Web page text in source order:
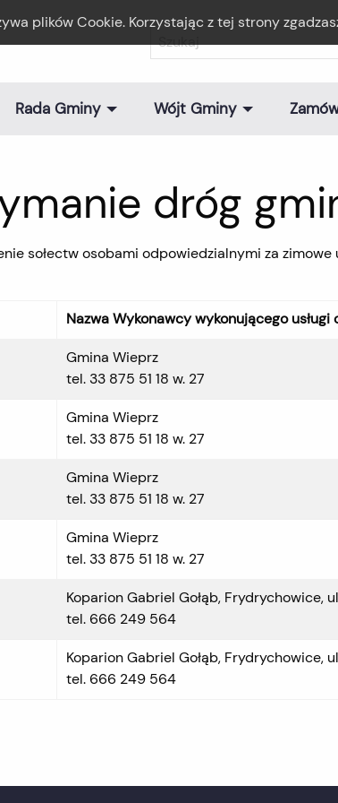
plików Cookie. Korzystając z tej strony
Rada Gminy Wójt Gminy
dróg
sołectw osobami odpowiedzialnymi za
Nazwa Wykonawcy wykonującego usługi
Gmina Wieprz
tel. 33 875 51 18 w. 27
Gmina Wieprz
tel. 33 875 51 18 w. 27
Gmina Wieprz
tel. 33 875 51 18 w. 27
Gmina Wieprz
tel. 33 875 51 18 w. 27
Koparion Gabriel Gołąb, Frydrychowice,
tel. 666 249 564
Koparion Gabriel Gołąb, Frydrychowice,
tel. 666 249 564